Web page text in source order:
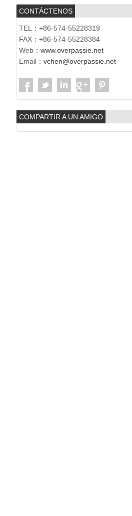
CONTÁCTENOS
TEL：+86-574-55228319
FAX：+86-574-55228384
Web： www.overpassie.net
Email： vchen@overpassie.net
COMPARTIR A UN AMIGO